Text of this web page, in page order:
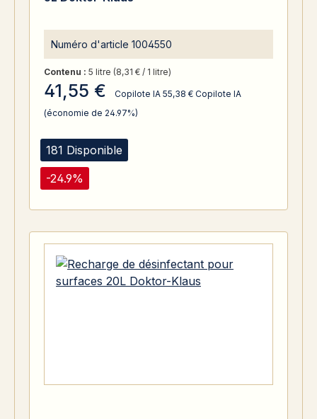
181 Disponible
-24.9%
Numéro d'article 1004550
Contenu : 5 litre (8,31 € / 1 litre)
41,55 € Copilote IA 55,38 € Copilote IA
(économie de 24.97%)